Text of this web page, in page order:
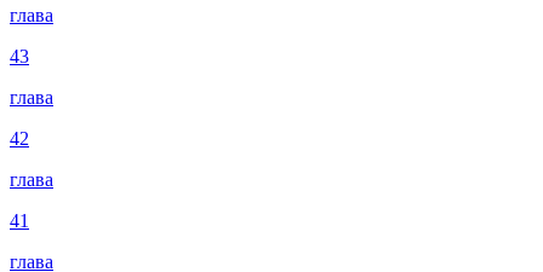
глава
43
глава
42
глава
41
глава